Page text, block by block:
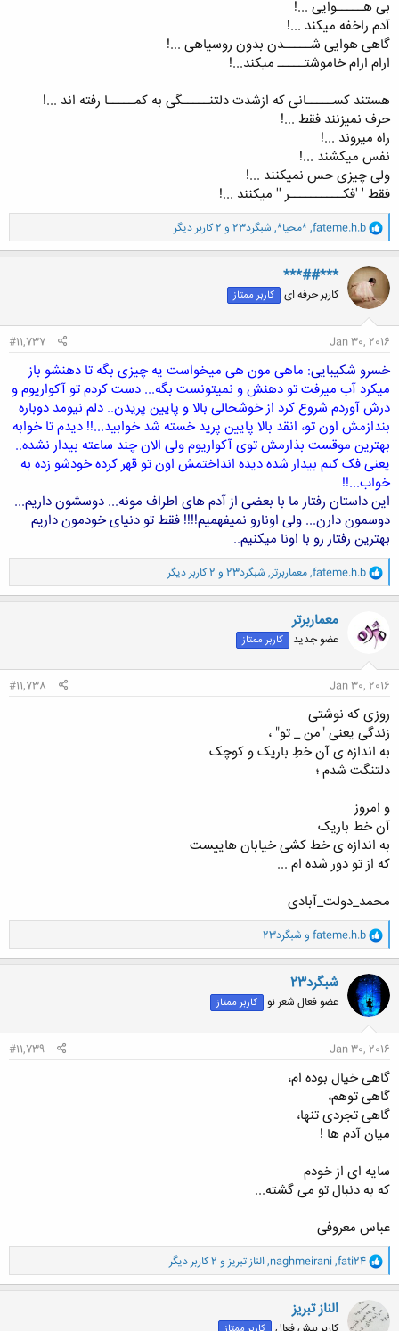
بی هـــــوایی ...!
آدم راخفه میکند ...!
گاهی هوایی شـــــدن بدون روسیاهی ...!
ارام ارام خاموشتـــــ میکند...!
هستند کســـــانی که ازشدت دلتنـــــگی به کمـــــا رفته اند ...!
حرف نمیزنند فقط ...!
راه میروند ...!
نفس میکشند ...!
ولی چیزی حس نمیکنند ...!
فقط ' 'فکــــــــــر '' میکنند ...!
و
ا
ک
ن
ش
ه
ا
fateme.h.b
,*محیا*, شبگرد23 و 2 کاربر دیگر
***##***
کاربر حرفه ای کاربر ممتاز
Jan 30, 2016
#11,737
خسرو شکیبایی: ماهی مون هی میخواست یه چیزی بگه تا دهنشو باز
میکرد آب میرفت تو دهنش و نمیتونست بگه... دست کردم تو آکواریوم و
درش آوردم شروع کرد از خوشحالی بالا و پایین پریدن.. دلم نیومد دوباره
بندازمش اون تو، انقد بالا پایین پرید خسته شد خوابید...!! دیدم تا خوابه
بهترین موقست بذارمش توی آکواریوم ولی الان چند ساعته بیدار نشده..
یعنی فک کنم بیدار شده دیده انداختمش اون تو قهر کرده خودشو زده به
خواب...!!
این داستان رفتار ما با بعضی از آدم های اطراف مونه... دوسشون داریم...
دوسمون دارن... ولی اونارو نمیفهمیم!!!! فقط تو دنیای خودمون داریم
بهترین رفتار رو با اونا میکنیم..
و
ا
ک
ش
ه
fateme.h.b
,معماربرتر, شبگرد23 و 2 کاربر دیگر
معماربرتر
عضو جدید کاربر ممتاز
Jan 30, 2016
#11,738
روزی که نوشتی
زندگی یعنی "من _ تو" ،
به اندازه ی آن خطِ باریک و کوچک
دلتنگت شدم ؛
و امروز
آن خط باریک
به اندازه ی خط کشی خیابان هاییست
که از تو دور شده ام ...
محمد_دولت_آبادی
و
ا
ک
ن
ش
ه
ا
fateme.h.b و شبگرد23
شبگرد23
عضو فعال شعر نو کاربر ممتاز
Jan 30, 2016
#11,739
گاهی خیال بوده ام،
گاهی توهم،
گاهی تجردی تنها،
میان آدم ها !
سایه ای از خودم
که به دنبال تو می گشته...
عباس معروفی
و
ا
ک
ن
ش
fati24
,
naghmeirani
,الناز تبریز و 2 کاربر دیگر
الناز تبریز